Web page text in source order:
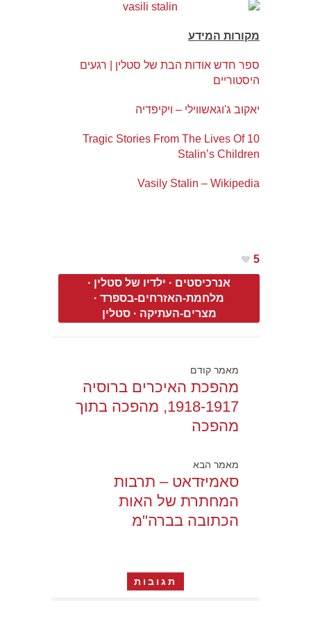
מקורות המידע
ספר חדש אודות הבת של סטלין | רגעים
היסטוריים
יאקוב ג'וגאשווילי – ויקיפדיה
10 Tragic Stories From The Lives Of
Stalin’s Children
Vasily Stalin – Wikipedia
5
אנרכיסטים · ילדיו של סטלין ·
מלחמת-האזרחים-בספרד ·
מצרים-העתיקה ·סטלין
מאמר קודם
מהפכת האיכרים ברוסיה
1918-1917, מהפכה בתוך
מהפכה
מאמר הבא
סאמיזדאט – תרבות
המחתרת של האות
הכתובה בברה"מ
תגובות